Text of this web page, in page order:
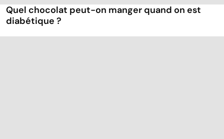
Quel chocolat peut-on manger quand on est
diabétique ?